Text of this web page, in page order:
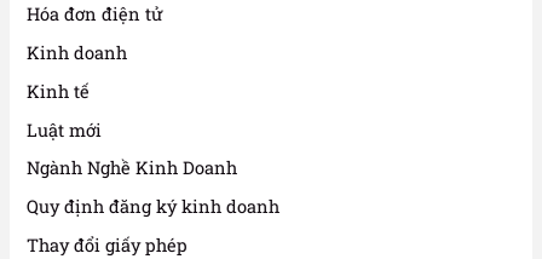
Hóa đơn điện tử
Kinh doanh
Kinh tế
Luật mới
Ngành Nghề Kinh Doanh
Quy định đăng ký kinh doanh
Thay đổi giấy phép